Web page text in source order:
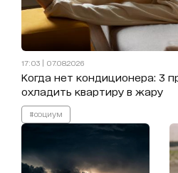
17:03 | 07.08.2026
Когда нет кондиционера: 3
охладить квартиру в жару
#социум